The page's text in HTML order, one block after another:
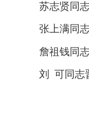
苏志贤同
张上满同
詹祖钱同
刘 可同志